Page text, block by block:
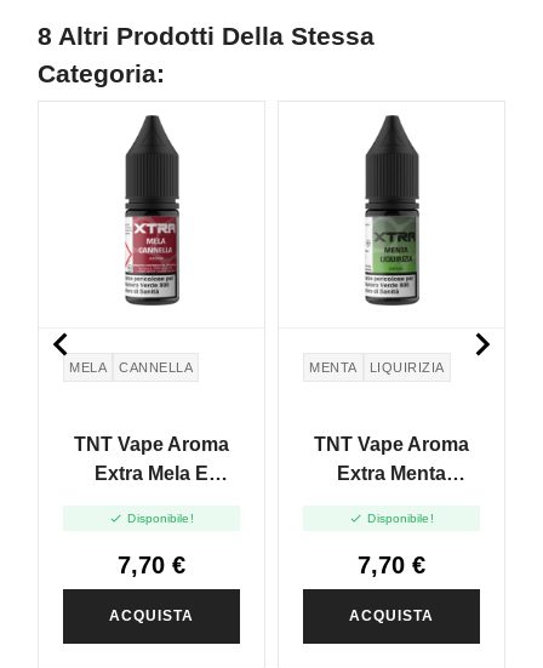
8 Altri Prodotti Della Stessa
Categoria:
MELA CANNELLA
TNT Vape Aroma
Extra Mela E
 Disponibile!
7,70 €
ACQUISTA
MENTA LIQUIRIZIA
TNT Vape Aroma
Extra Menta
 Disponibile!
7,70 €
ACQUISTA
 